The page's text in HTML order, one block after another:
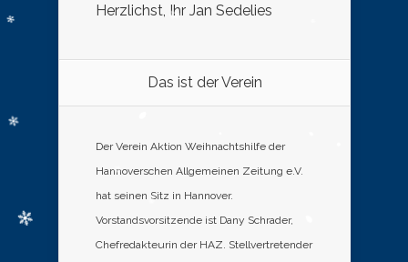
Herzlichst, Ihr Jan Sedelies
Das ist der Verein
Der Verein Aktion Weihnachtshilfe der
Hannoverschen Allgemeinen Zeitung e.V.
hat seinen Sitz in Hannover.
Vorstandsvorsitzende ist Dany Schrader,
Chefredakteurin der HAZ. Stellvertretender